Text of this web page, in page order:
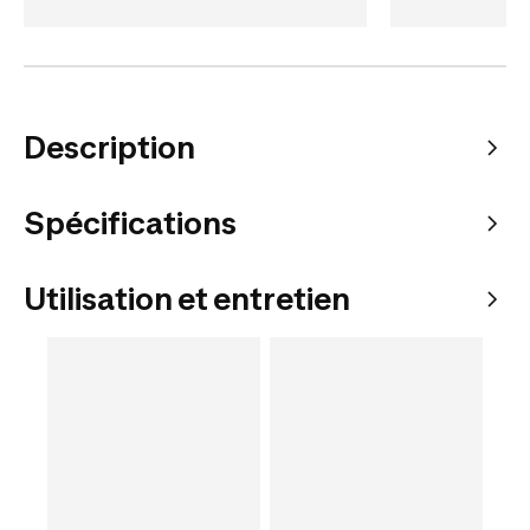
Description
Spécifications
Utilisation et entretien